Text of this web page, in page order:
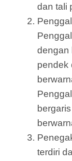
dan tali
dengan
pendek
terdiri